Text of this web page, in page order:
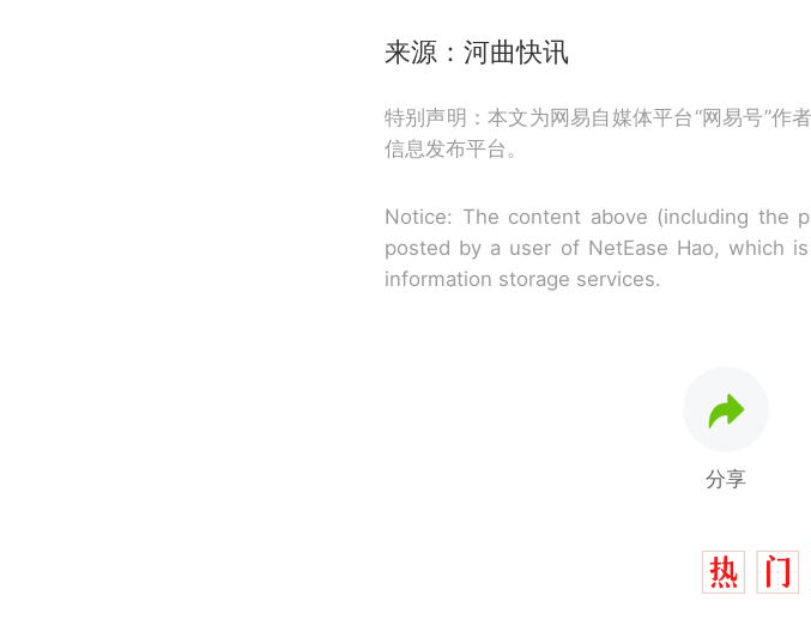
来源：河曲快讯
特别声明：本文为网易自媒体平台“网易号”作
信息发布平台。
Notice: The content above (including the
posted by a user of NetEase Hao, which
information storage services.
分享